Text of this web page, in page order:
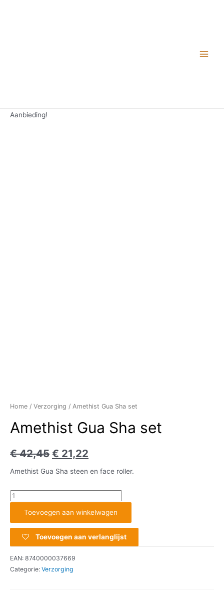
Aanbieding!
Home / Verzorging / Amethist Gua Sha set
Amethist Gua Sha set
€42,45 € 21,22
Amethist Gua Sha steen en face roller.
Toevoegen aan winkelwagen
Toevoegen aan verlanglijst
EAN: 8740000037669
Categorie: Verzorging